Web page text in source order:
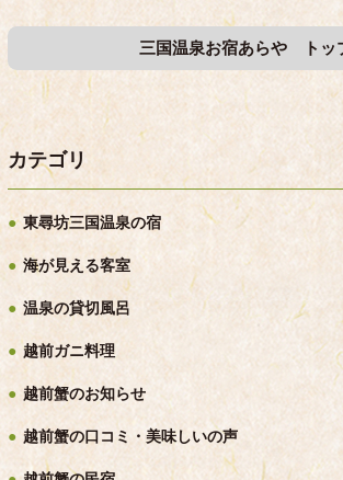
三国温泉お宿あらや トッ
カテゴリ
東尋坊三国温泉の宿
海が見える客室
温泉の貸切風呂
越前ガニ料理
越前蟹のお知らせ
越前蟹の口コミ・美味しいの声